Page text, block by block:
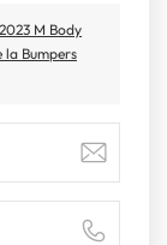
M Body
la Bumpers